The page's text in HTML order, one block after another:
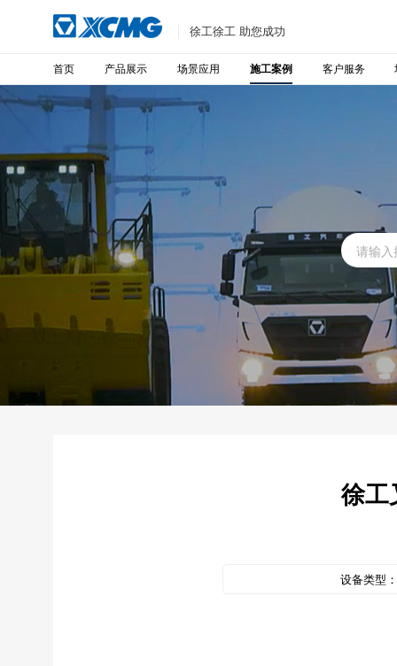
徐工徐工 助您成功
首页 产品展示 场景应用 施工案例 客户服务
徐工
设备类型